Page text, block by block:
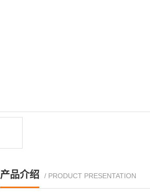
产品介绍 / PRODUCT PRESENTATION